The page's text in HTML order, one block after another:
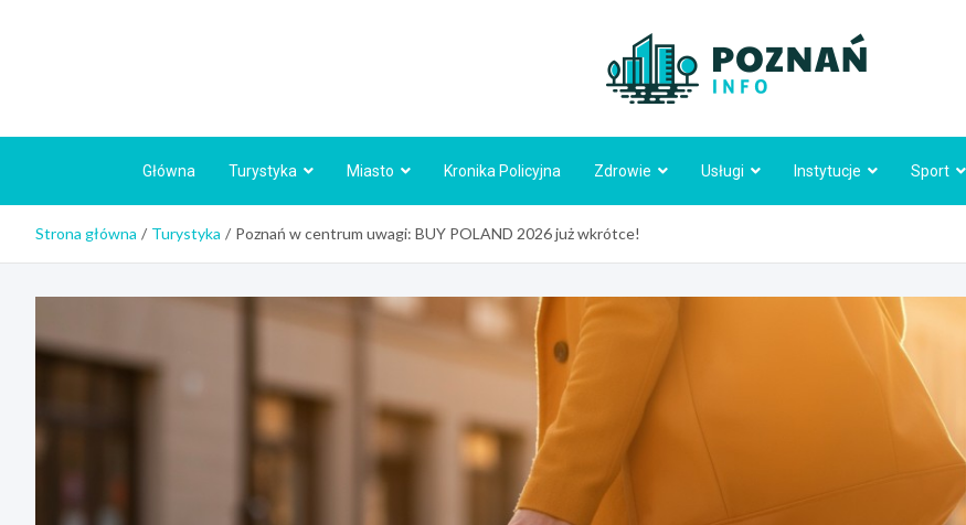
Główna Turystyka Miasto Kronika Policyjna Zdrowie Usługi Instytucje Sport
Strona główna Turystyka Poznań w centrum uwagi: BUY POLAND 2026 już wkrótce!